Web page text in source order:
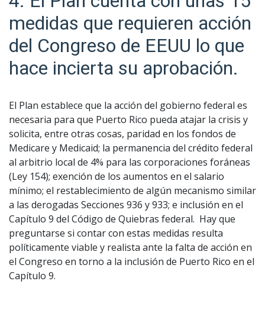
medidas que requieren acción
del Congreso de EEUU lo que
hace incierta su aprobación.
El Plan establece que la acción del gobierno federal es
necesaria para que Puerto Rico pueda atajar la crisis y
solicita, entre otras cosas, paridad en los fondos de
Medicare y Medicaid; la permanencia del crédito federal
al arbitrio local de 4% para las corporaciones foráneas
(Ley 154); exención de los aumentos en el salario
mínimo; el restablecimiento de algún mecanismo similar
a las derogadas Secciones 936 y 933; e inclusión en el
Capítulo 9 del Código de Quiebras federal. Hay que
preguntarse si contar con estas medidas resulta
políticamente viable y realista ante la falta de acción en
el Congreso en torno a la inclusión de Puerto Rico en el
Capítulo 9.